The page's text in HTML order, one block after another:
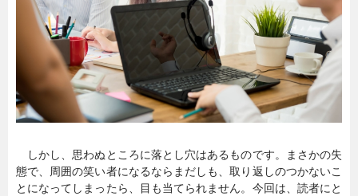
連載一覧
しかし、思わぬところに落とし穴はあるものです。まさかの失
態で、周囲の笑い者になるならまだしも、取り返しのつかないこ
とになってしまったら、目も当てられません。今回は、読者にと